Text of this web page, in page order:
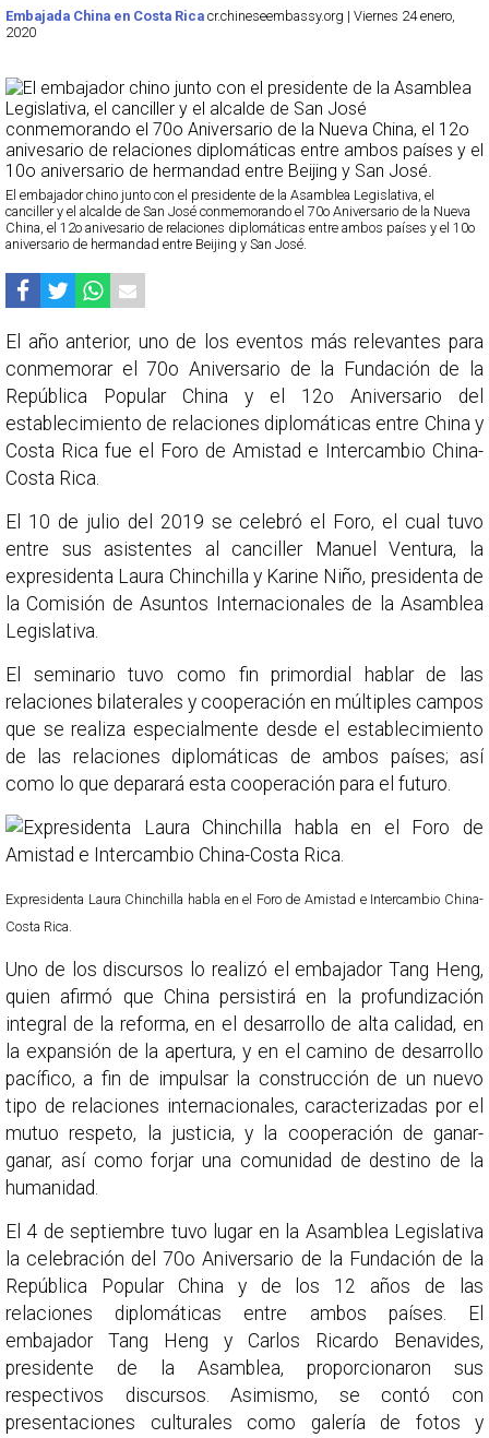
Embajada China en Costa Rica cr.chineseembassy.org | Viernes 24 enero,
2020
El embajador chino junto con el presidente de la Asamblea Legislativa, el
canciller y el alcalde de San José conmemorando el 70o Aniversario de la Nueva
China, el 12o anivesario de relaciones diplomáticas entre ambos países y el 10o
aniversario de hermandad entre Beijing y San José.
El año anterior, uno de los eventos más relevantes para
conmemorar el 70o Aniversario de la Fundación de la
República Popular China y el 12o Aniversario del
establecimiento de relaciones diplomáticas entre China y
Costa Rica fue el Foro de Amistad e Intercambio China-
Costa Rica.
El 10 de julio del 2019 se celebró el Foro, el cual tuvo
entre sus asistentes al canciller Manuel Ventura, la
expresidenta Laura Chinchilla y Karine Niño, presidenta de
la Comisión de Asuntos Internacionales de la Asamblea
Legislativa.
El seminario tuvo como fin primordial hablar de las
relaciones bilaterales y cooperación en múltiples campos
que se realiza especialmente desde el establecimiento
de las relaciones diplomáticas de ambos países; así
como lo que deparará esta cooperación para el futuro.
Expresidenta Laura Chinchilla habla en el Foro de Amistad e Intercambio China-
Costa Rica.
Uno de los discursos lo realizó el embajador Tang Heng,
quien afirmó que China persistirá en la profundización
integral de la reforma, en el desarrollo de alta calidad, en
la expansión de la apertura, y en el camino de desarrollo
pacífico, a fin de impulsar la construcción de un nuevo
tipo de relaciones internacionales, caracterizadas por el
mutuo respeto, la justicia, y la cooperación de ganar-
ganar, así como forjar una comunidad de destino de la
humanidad.
El 4 de septiembre tuvo lugar en la Asamblea Legislativa
la celebración del 70o Aniversario de la Fundación de la
República Popular China y de los 12 años de las
relaciones diplomáticas entre ambos países. El
embajador Tang Heng y Carlos Ricardo Benavides,
presidente de la Asamblea, proporcionaron sus
respectivos discursos. Asimismo, se contó con
presentaciones culturales como galería de fotos y